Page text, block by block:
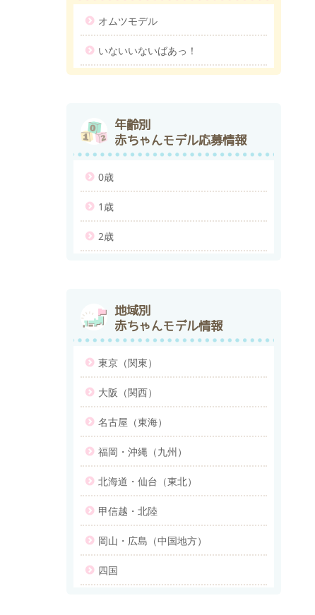
オムツモデル
いないいないばあっ！
年齢別
赤ちゃんモデル応募情報
0歳
1歳
2歳
地域別
赤ちゃんモデル情報
東京（関東）
大阪（関西）
名古屋（東海）
福岡・沖縄（九州）
北海道・仙台（東北）
甲信越・北陸
岡山・広島（中国地方）
四国